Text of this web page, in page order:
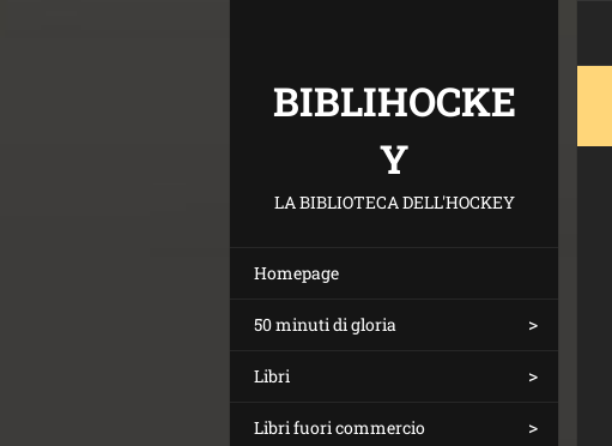
BIBLIHOCKE
Y
LA BIBLIOTECA DELL'HOCKEY
Homepage
50 minuti di gloria
Libri
Libri fuori commercio